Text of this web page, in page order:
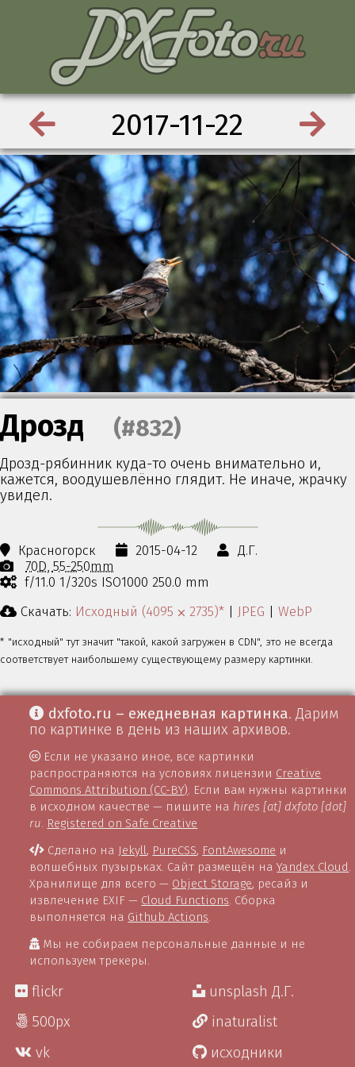
2017-11-22
Дрозд (#832)
Дрозд-рябинник куда-то очень внимательно и,
кажется, воодушевлённо глядит. Не иначе, жрачку
увидел.
Красногорск 2015-04-12
Д.Г.
70D 55-250mm
f/11.0 1/320s ISO1000 250.0 mm
Скачать: Исходный (4095 ⨉ 2735)* JPEG WebP
* "исходный" тут значит "такой, какой загружен в CDN", это не всегда
соответствует наибольшему существующему размеру картинки.
dxfoto.ru – ежедневная картинка. Дарим
по картинке в день из наших архивов.
Если не указано иное, все картинки
распространяются на условиях лицензии Creative
Commons Attribution (CC-BY). Если вам нужны картинки
в исходном качестве — пишите на hires [at] dxfoto [dot]
ru. Registered on Safe Creative
Сделано на Jekyll, PureCSS, FontAwesome и
волшебных пузырьках. Сайт размещён наYandex Cloud.
Хранилище для всего — Object Storage, ресайз и
извлечение EXIF — Cloud Functions. Сборка
выполняется на Github Actions.
Мы не собираем персональные данные и не
используем трекеры.
flickr
500px
vk
unsplash Д.Г.
inaturalist
исходники